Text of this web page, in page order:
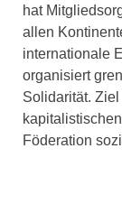
hat
allen
internationale
organisiert
Solidarität.
Föderation